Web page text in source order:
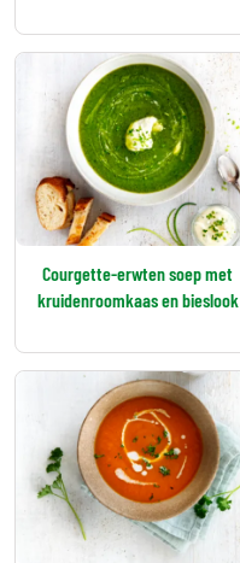
Courgette-erwten soep met
kruidenroomkaas en bieslook